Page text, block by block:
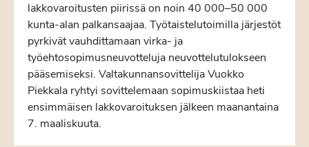
lakkovaroitusten piirissä on noin 40 000–50 000
kunta-alan palkansaajaa. Työtaistelutoimilla järjestöt
pyrkivät vauhdittamaan virka- ja
työehtosopimusneuvotteluja neuvottelutulokseen
pääsemiseksi. Valtakunnansovittelija Vuokko
Piekkala ryhtyi sovittelemaan sopimuskiistaa heti
ensimmäisen lakkovaroituksen jälkeen maanantaina
7. maaliskuuta.